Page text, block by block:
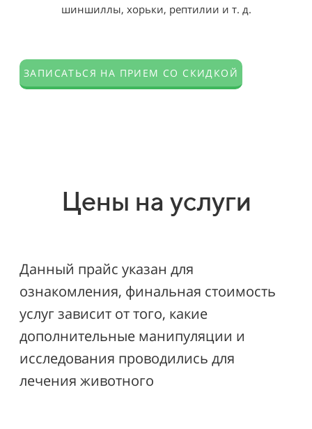
шиншиллы, хорьки, рептилии и т. д.
ЗАПИСАТЬСЯ НА ПРИЕМ СО СКИДКОЙ
Цены на услуги
Данный прайс указан для
ознакомления, финальная стоимость
услуг зависит от того, какие
дополнительные манипуляции и
исследования проводились для
лечения животного